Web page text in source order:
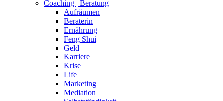
Coaching | Beratung
Aufräumen
Beraterin
Ernährung
Feng Shui
Geld
Karriere
Krise
Life
Marketing
Mediation